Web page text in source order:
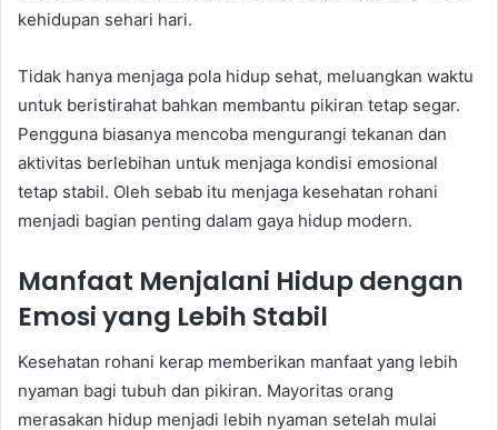
kehidupan sehari hari.
Tidak hanya menjaga pola hidup sehat, meluangkan waktu
untuk beristirahat bahkan membantu pikiran tetap segar.
Pengguna biasanya mencoba mengurangi tekanan dan
aktivitas berlebihan untuk menjaga kondisi emosional
tetap stabil. Oleh sebab itu menjaga kesehatan rohani
menjadi bagian penting dalam gaya hidup modern.
Manfaat Menjalani Hidup dengan
Emosi yang Lebih Stabil
Kesehatan rohani kerap memberikan manfaat yang lebih
nyaman bagi tubuh dan pikiran. Mayoritas orang
merasakan hidup menjadi lebih nyaman setelah mulai